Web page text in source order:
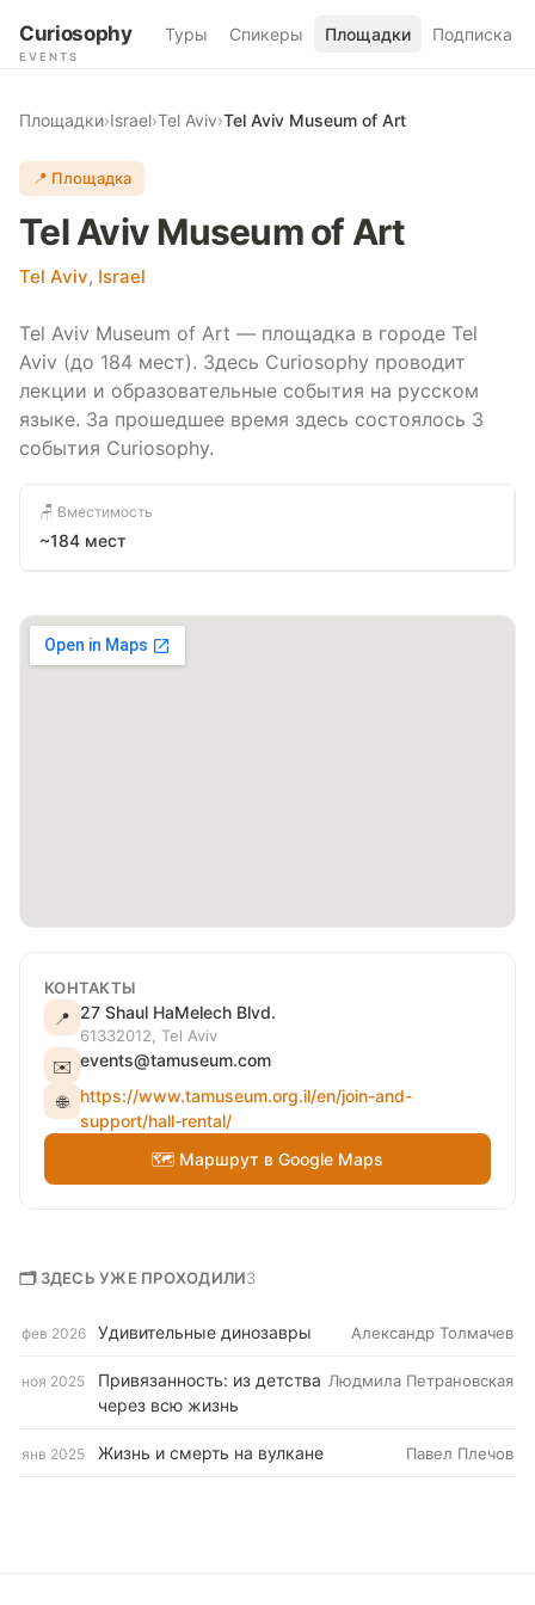
Curiosophy
EVENTS
Туры Спикеры Площадки Подписка
Площадки›Israel›Tel Aviv›Tel Aviv Museum of Art
📍 Площадка
Tel Aviv Museum of Art
Tel Aviv, Israel
Tel Aviv Museum of Art — площадка в городе Tel
Aviv (до 184 мест). Здесь Curiosophy проводит
лекции и образовательные события на русском
языке. За прошедшее время здесь состоялось 3
события Curiosophy.
🪑 Вместимость
~184 мест
КОНТАКТЫ
📍 27 Shaul HaMelech Blvd.
61332012, Tel Aviv
✉️ events@tamuseum.com
🌐
https://www.tamuseum.org.il/en/join-and-
support/hall-rental/
🗺 Маршрут в Google Maps
🗂 ЗДЕСЬ УЖЕ ПРОХОДИЛИ3
фев 2026 Удивительные динозавры Александр Толмачев
ноя 2025
Привязанность: из детства
через всю жизнь
Людмила Петрановская
янв 2025 Жизнь и смерть на вулкане Павел Плечов